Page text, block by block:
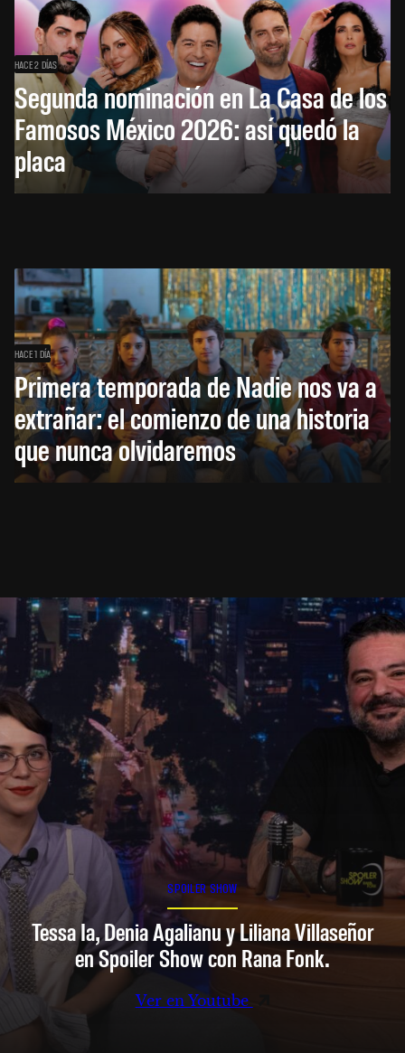
HACE 2 DÍAS
Segunda nominación en La Casa de los
Famosos México 2026: así quedó la
placa
HACE 1 DÍA
Primera temporada de Nadie nos va a
extrañar: el comienzo de una historia
que nunca olvidaremos
SPOILER SHOW
Tessa Ia, Denia Agalianu y Liliana Villaseñor
en Spoiler Show con Rana Fonk.
Ver en Youtube